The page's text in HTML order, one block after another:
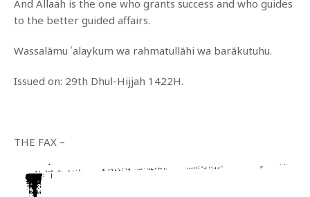
And Allaah is the one who grants success and who guides
to the better guided affairs.
Wassalāmu ʿalaykum wa rahmatullāhi wa barākutuhu.
Issued on: 29th Dhul-Hijjah 1422H.
THE FAX –